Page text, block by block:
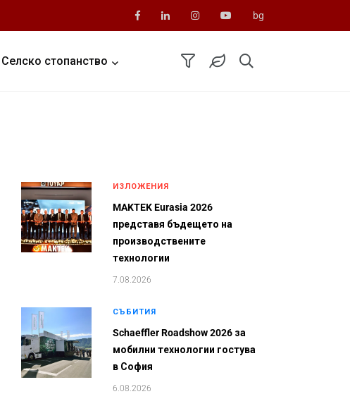
bg
Селско стопанство
ИЗЛОЖЕНИЯ
MAKTEK Eurasia 2026
представя бъдещето на
производствените
технологии
7.08.2026
СЪБИТИЯ
Schaeffler Roadshow 2026 за
мобилни технологии гостува
в София
6.08.2026